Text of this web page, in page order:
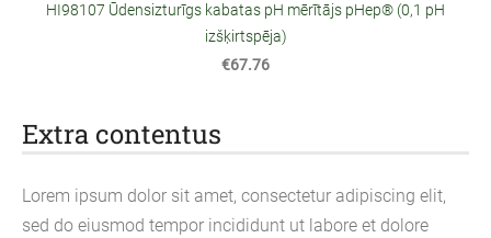
Extra contentus
Lorem ipsum dolor sit amet, consectetur adipiscing elit,
sed do eiusmod tempor incididunt ut labore et dolore
HI98107 Ūdensizturīgs kabatas pH mērītājs pHep® (0,1 pH
izšķirtspēja)
€67.76